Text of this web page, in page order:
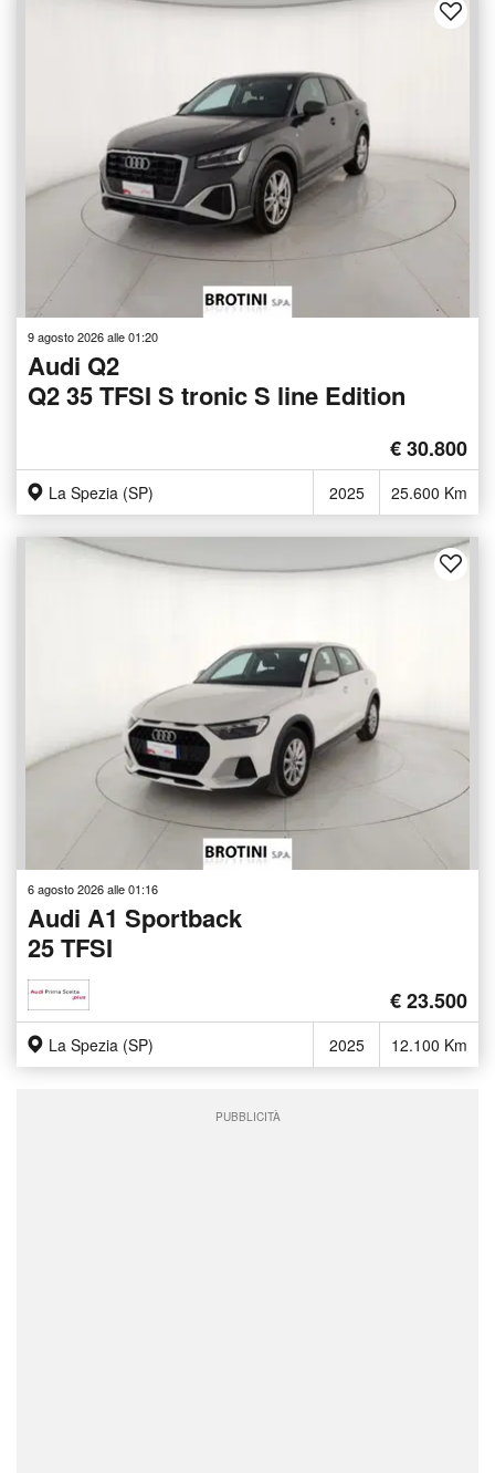
9 agosto 2026 alle 01:20
Audi Q2
Q2 35 TFSI S tronic S line Edition
€ 30.800
La Spezia (SP) 2025 25.600 Km
6 agosto 2026 alle 01:16
Audi A1 Sportback
25 TFSI
€ 23.500
La Spezia (SP) 2025 12.100 Km
PUBBLICITÀ